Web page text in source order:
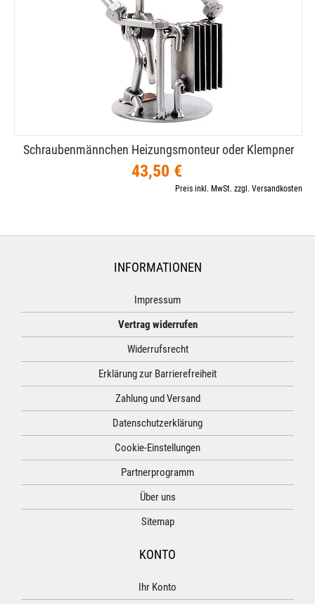
Schraubenmännchen Heizungsmonteur oder Klempner
43,50 €
Preis inkl. MwSt. zzgl. Versandkosten
INFORMATIONEN
Impressum
Vertrag widerrufen
Widerrufsrecht
Erklärung zur Barrierefreiheit
Zahlung und Versand
Datenschutzerklärung
Cookie-Einstellungen
Partnerprogramm
Über uns
Sitemap
KONTO
Ihr Konto